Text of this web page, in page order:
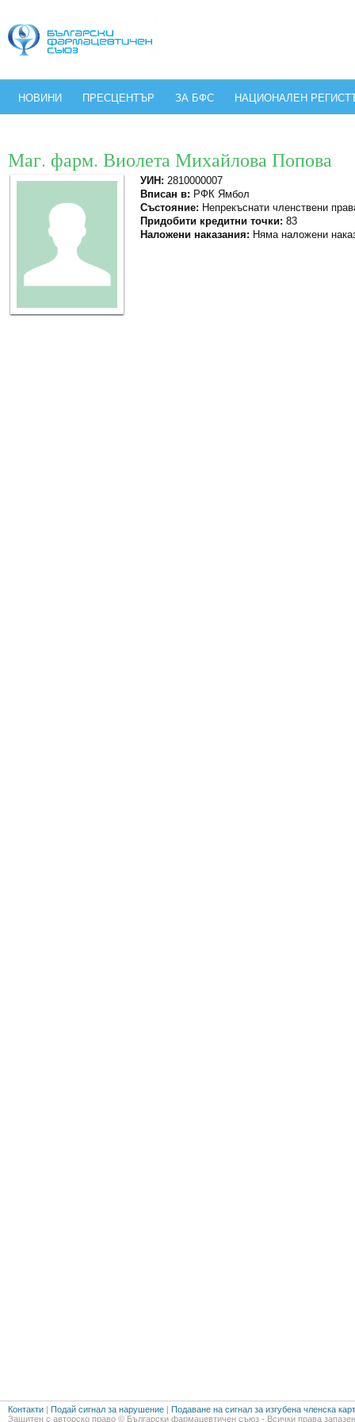
НОВИНИ ПРЕСЦЕНТЪР ЗА БФС НАЦИОНАЛЕН
Маг. фарм. Виолета Михайлова Попова
УИН: 2810000007
Вписан в: РФК Ямбол
Състояние: Непрекъснати членствени
Придобити кредитни точки: 83
Наложени наказания: Няма наложени
Контакти | Подай сигнал за нарушение | Подаване на сигнал за изгубена членска
Защитен с авторско право © Български фармацевтичен съюз - Всички права